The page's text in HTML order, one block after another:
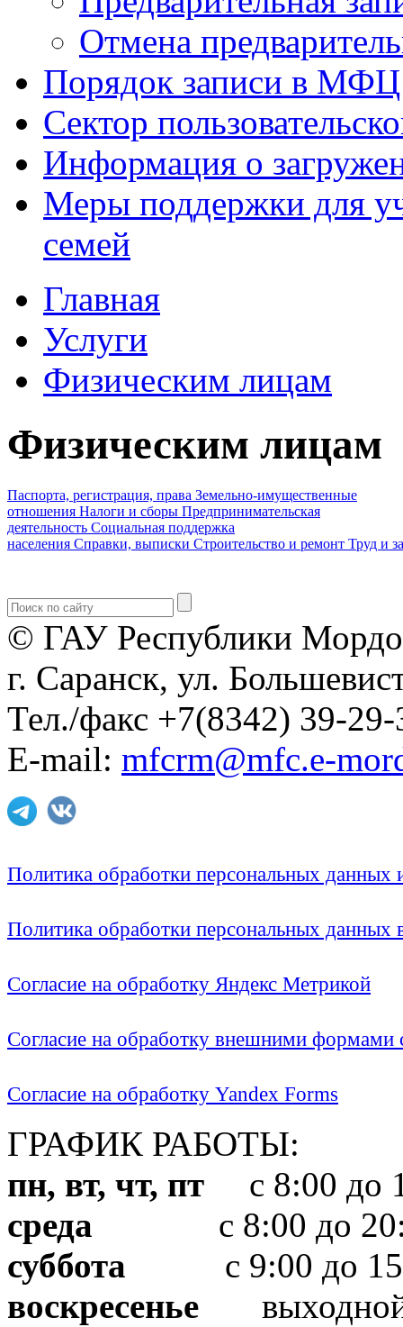
Отмена
Порядок записи в МФЦ
Сектор
Информация о
Меры поддержки для
семей
Главная
Услуги
Физическим лицам
Физическим лицам
Паспорта, регистрация, права Земельно-имущественные
отношения Налоги и сборы Предпринимательская
деятельность Социальная поддержка
населения Справки, выписки Строительство и ремонт Труд и
© ГАУ Республики
г. Саранск, ул.
Тел./факс +7(8342) 39-29-
E-mail: mfcrm@mfc.e-
Политика обработки персональных
Политика обработки персональных
Согласие на обработку Яндекс Метрикой
Согласие на обработку внешними формами
Согласие на обработку Yandex Forms
ГРАФИК РАБОТЫ:
пн, вт, чт, пт с 8:00 до
среда с 8:00 до
суббота с 9:00 до
воскресенье